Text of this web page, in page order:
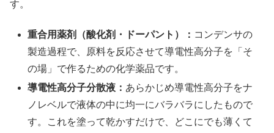
す。
重合用薬剤（酸化剤・ドーパント）： コンデンサの
製造過程で、原料を反応させて導電性高分子を「そ
の場」で作るための化学薬品です。
導電性高分子分散液： あらかじめ導電性高分子をナ
ノレベルで液体の中に均一にバラバラにしたもので
す。これを塗って乾かすだけで、どこにでも薄くて